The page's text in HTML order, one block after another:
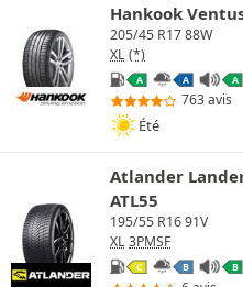
Hankook
205/45 R17 88W
XL (*)
A A A
763 avis
Été
Atlander
ATL55
195/55 R16 91V
XL 3PMSF
C B B